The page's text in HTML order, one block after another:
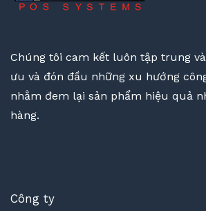
Chúng tôi cam kết luôn tập trung
ưu và đón đầu những xu hướng
nhằm đem lại sản phẩm hiệu quả
hàng.
Công ty